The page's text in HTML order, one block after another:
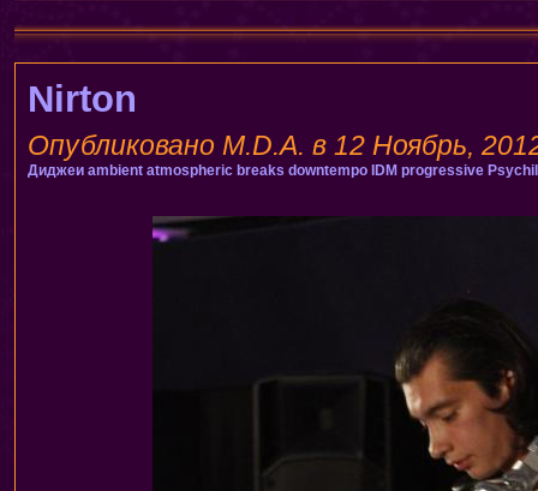
Nirton
Опубликовано M.D.A. в 12 Ноябрь,
Диджеи ambient atmospheric breaks downtempo IDM progressive